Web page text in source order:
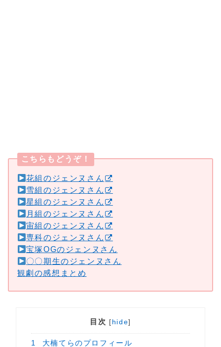
こちらもどうぞ！
花組のジェンヌさん
雪組のジェンヌさん
星組のジェンヌさん
月組のジェンヌさん
宙組のジェンヌさん
専科のジェンヌさん
宝塚OGのジェンヌさん
〇〇期生のジェンヌさん
観劇の感想まとめ
目次 [ hide]
1 大楠てらのプロフィール